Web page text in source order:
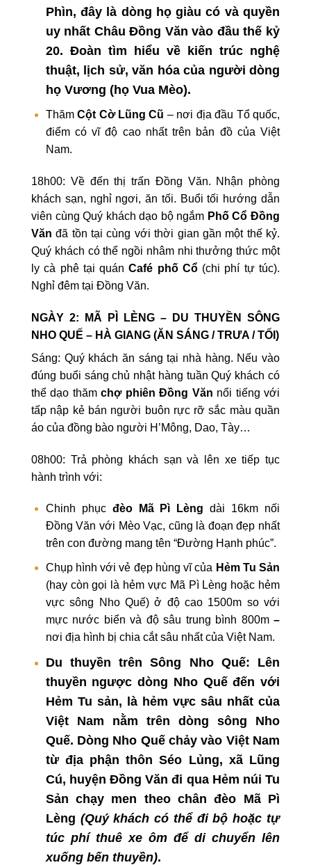
Phìn, đây là dòng họ giàu có và quyền
uy nhất Châu Đồng Văn vào đầu thế kỷ
20. Đoàn tìm hiểu về kiến trúc nghệ
thuật, lịch sử, văn hóa của người dòng
họ Vương (họ Vua Mèo).
ThămCột Cờ Lũng Cũ – nơi địa đầu Tổ quốc,
điểm có vĩ độ cao nhất trên bản đồ của Việt
Nam.
18h00: Về đến thị trấn Đồng Văn. Nhận phòng
khách sạn, nghỉ ngơi, ăn tối. Buổi tối hướng dẫn
viên cùng Quý khách dạo bộ ngắm Phố Cổ Đồng
Văn đã tồn tại cùng với thời gian gần một thế kỷ.
Quý khách có thể ngồi nhâm nhi thưởng thức một
ly cà phê tại quánCafé phố Cổ(chi phí tự túc).
Nghỉ đêm tại Đồng Văn.
NGÀY 2: MÃ PÌ LÈNG – DU THUYỀN SÔNG
NHO QUẾ – HÀ GIANG (ĂN SÁNG / TRƯA / TỐI)
Sáng: Quý khách ăn sáng tại nhà hàng. Nếu vào
đúng buổi sáng chủ nhật hàng tuần Quý khách có
thể dạo thămchợ phiên Đồng Văn nổi tiếng với
tấp nập kẻ bán người buôn rực rỡ sắc màu quần
áo của đồng bào người H’Mông, Dao, Tày…
08h00: Trả phòng khách sạn và lên xe tiếp tục
hành trình với:
Chinh phục đèo Mã Pì Lèng dài 16km nối
Đồng Văn với Mèo Vạc, cũng là đoạn đẹp nhất
trên con đường mang tên “Đường Hạnh phúc”.
Chụp hình với vẻ đẹp hùng vĩ của Hẻm Tu Sản
(hay còn gọi là hẻm vực Mã Pì Lèng hoặc hẻm
vực sông Nho Quế) ở độ cao 1500m so với
mực nước biển và độ sâu trung bình 800m–
nơi địa hình bị chia cắt sâu nhất của Việt Nam.
Du thuyền trên Sông Nho Quế: Lên
thuyền ngược dòng Nho Quế đến với
Hẻm Tu sản, là hẻm vực sâu nhất của
Việt Nam nằm trên dòng sông Nho
Quế. Dòng Nho Quế chảy vào Việt Nam
từ địa phận thôn Séo Lủng, xã Lũng
Cú, huyện Đồng Văn đi qua Hẻm núi Tu
Sản chạy men theo chân đèo Mã Pì
Lèng (Quý khách có thể đi bộ hoặc tự
túc phí thuê xe ôm để di chuyển lên
xuống bến thuyền).